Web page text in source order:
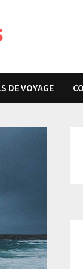
DE VOYAGE